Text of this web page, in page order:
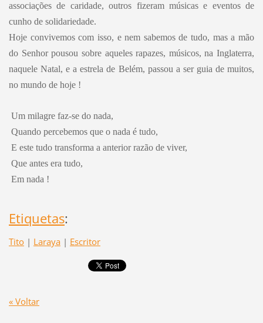
associações de caridade, outros fizeram músicas e eventos de
cunho de solidariedade.
Hoje convivemos com isso, e nem sabemos de tudo, mas a mão
do Senhor pousou sobre aqueles rapazes, músicos, na Inglaterra,
naquele Natal, e a estrela de Belém, passou a ser guia de muitos,
no mundo de hoje !
Um milagre faz-se do nada,
Quando percebemos que o nada é tudo,
E este tudo transforma a anterior razão de viver,
Que antes era tudo,
Em nada !
Etiquetas:
Tito | Laraya | Escritor
« Voltar